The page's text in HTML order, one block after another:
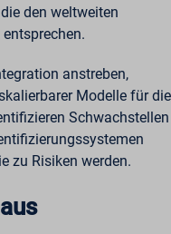
den weltweiten
anstreben,
Modelle für die
Schwachstellen
zu Risiken werden.